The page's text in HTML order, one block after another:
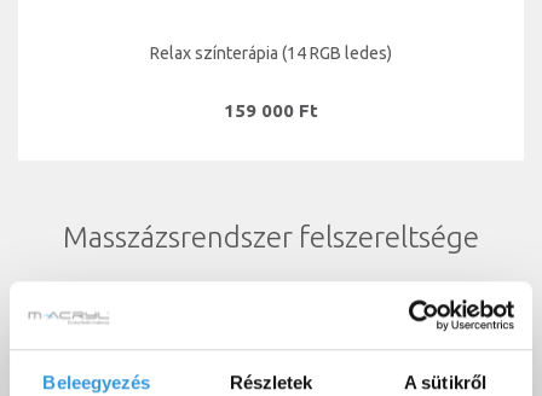
Beleegyezés Részletek A sütikről
Relax színterápia (14 RGB ledes)
159 000 Ft
Masszázsrendszer felszereltsége
4 db EasyClean® Slim önürítős